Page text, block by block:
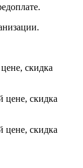
скидка
цене, скидка
цене, скидка